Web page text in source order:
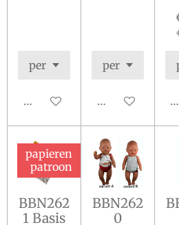
In winkelwagenIn winkelwagen
papieren
patroon
BBN262
1 Basis
BBN262
0